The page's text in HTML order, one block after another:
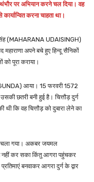
पर अभियान करने चल दिया। वह
करना चाहता था।
(MAHARANA UDAISINGH)
महाराणा अपने बचे हुए हिन्दू सैनिकों
पूरा कराया।
आया। 15 फरवरी 1572
छतरी बनी हुई है। चित्तौड़ दुर्ग
थी कि वह चित्तौड़ को दुबारा लेने का
गया। अकबर जयमल
कर सका किंतु आगरा पहुंचकर
बनवाकर आगरा दुर्ग के द्वार